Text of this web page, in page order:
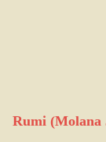
Rumi (Molana